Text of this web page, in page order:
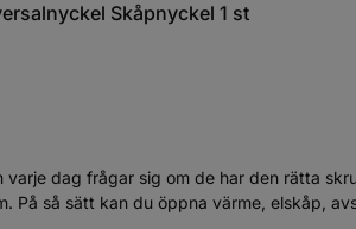
Skåpnyckel 1 st
dag frågar sig om de har den rätta
På så sätt kan du öppna värme, elskåp,